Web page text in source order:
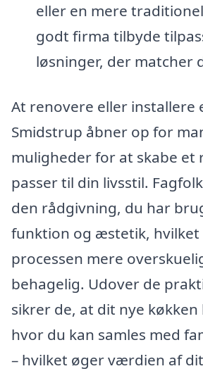
eller en mere
godt firma tilbyde
løsninger, der matcher
At renovere eller installere
Smidstrup åbner op for
muligheder for at skabe et
passer til din livsstil.
den rådgivning, du har
funktion og æstetik, hvilket
processen mere
behagelig. Udover de
sikrer de, at dit nye
hvor du kan samles med
– hvilket øger værdien af